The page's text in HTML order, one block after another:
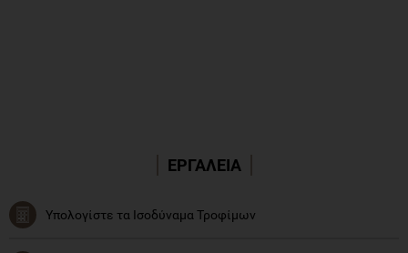
ΕΡΓΑΛΕΙΑ
Υπολογίστε τα Ισοδύναμα Τροφίμων